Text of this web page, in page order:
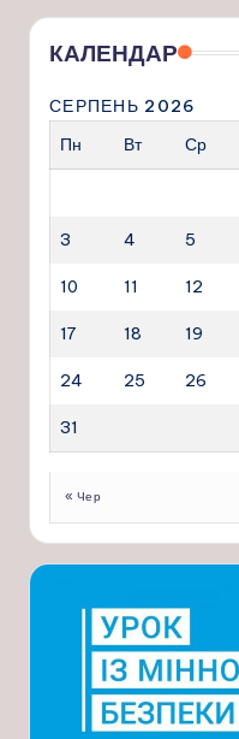
КАЛЕНДАР
СЕРПЕНЬ 2026
Пн
Вт Ср
3 4 5
10 11 12
17 18 19
24 25 26
31
« Чер